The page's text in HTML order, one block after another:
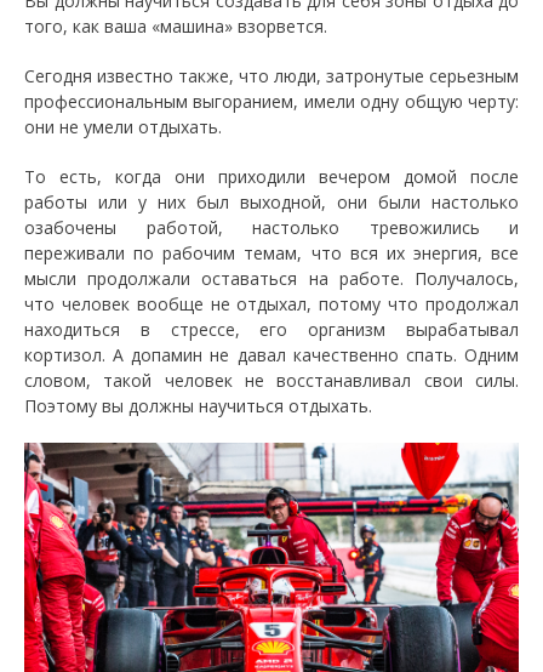
того, как ваша «машина» взорвется.
Сегодня известно также, что люди, затронутые серьезным
профессиональным выгоранием, имели одну общую черту:
они не умели отдыхать.
То есть, когда они приходили вечером домой после
работы или у них был выходной, они были настолько
озабочены работой, настолько тревожились и
переживали по рабочим темам, что вся их энергия, все
мысли продолжали оставаться на работе. Получалось,
что человек вообще не отдыхал, потому что продолжал
находиться в стрессе, его организм вырабатывал
кортизол. А допамин не давал качественно спать. Одним
словом, такой человек не восстанавливал свои силы.
Поэтому вы должны научиться отдыхать.